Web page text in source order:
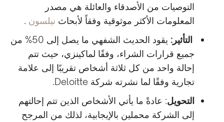
التوصيات من الأصدقاء والعائلة هي مصدر
المعلومات الأكثر موثوقية وفقاً لأبحاث نيلسون .
التأثير:
يقود الحديث الشفهي ما يصل إلى 50% من
جميع قرارات الشراء، وفقًا لماكينزي، حيث تتم
إحالة واحد من كل ثلاثة أشخاص تقريبًا إلى علامة
تجارية وفقًا لما نشرته شركة Deloitte.
التحويل: عادةً ما يأتي الأشخاص الذين تتم إحالتهم
إلى الشركة محملين بالإيجابية، لذلك من المرجح